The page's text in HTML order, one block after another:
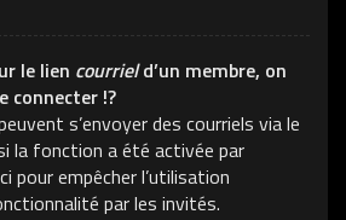
le lien courrield’un membre, on
connecter !?
s’envoyer des courriels via le
la fonction a été activée par
pour empêcher l’utilisation
par les invités.